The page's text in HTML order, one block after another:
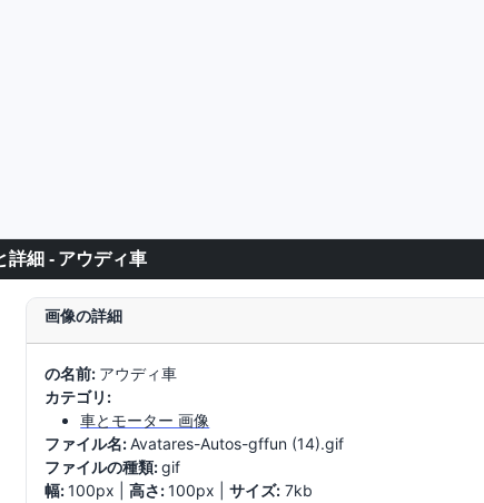
詳細 - アウディ車
画像の詳細
の名前: アウディ車
カテゴリ:
車とモーター 画像
ファイル名:Avatares-Autos-gffun (14).gif
ファイルの種類:gif
幅:100px |高さ:100px |サイズ: 7kb